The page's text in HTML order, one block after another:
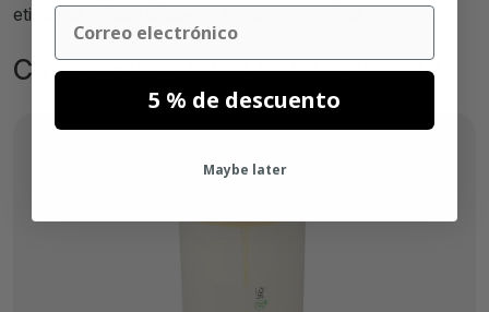
etiquetas, 25mm diámetro, blanco, removible
Comprados juntos habitualmente
Email
5 % de descuento
Maybe later